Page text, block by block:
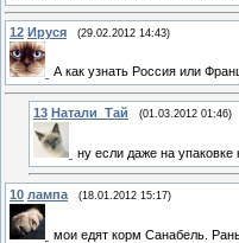
12 Ируся (29.02.2012 14:43)
А как узнать Россия или
13 Натали_Тай (01.03.2012 01:46)
ну если даже на
10 лампа (18.01.2012 15:17)
мои едят корм Санабель.